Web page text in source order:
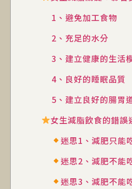
1、避免加工食物
2、充足的水分
3、建立健康的生活
4、良好的睡眠品質
5、建立良好的腸胃
女生減脂飲食的錯誤
迷思1、減肥只能
迷思2、減肥不能
迷思3、減肥不能